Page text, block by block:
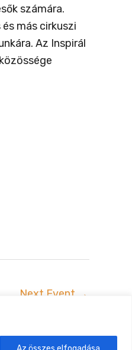
számára.
más cirkuszi
Az Inspirál
Next Event →